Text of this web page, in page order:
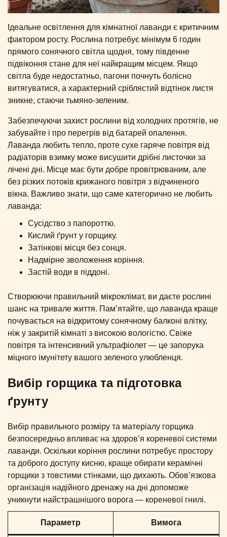
Ідеальне освітлення для кімнатної лаванди є критичним
фактором росту. Рослина потребує мінімум 6 годин
прямого сонячного світла щодня, тому південне
підвіконня стане для неї найкращим місцем. Якщо
світла буде недостатньо, пагони почнуть болісно
витягуватися, а характерний сріблястий відтінок листя
зникне, стаючи тьмяно-зеленим.
Забезпечуючи захист рослини від холодних протягів, не
забувайте і про перегрів від батарей опалення.
Лаванда любить тепло, проте сухе гаряче повітря від
радіаторів взимку може висушити дрібні листочки за
лічені дні. Місце має бути добре провітрюваним, але
без різких потоків крижаного повітря з відчиненого
вікна. Важливо знати, що саме категорично не любить
лаванда:
Сусідство з папороттю.
Кислий ґрунт у горщику.
Затінкові місця без сонця.
Надмірне зволоження коріння.
Застій води в піддоні.
Створюючи правильний мікроклімат, ви даєте рослині
шанс на тривале життя. Пам’ятайте, що лаванда краще
почувається на відкритому сонячному балконі влітку,
ніж у закритій кімнаті з високою вологістю. Свіже
повітря та інтенсивний ультрафіолет — це запорука
міцного імунітету вашого зеленого улюбленця.
Вибір горщика та підготовка
ґрунту
Вибір правильного розміру та матеріалу горщика
безпосередньо впливає на здоров’я кореневої системи
лаванди. Оскільки коріння рослини потребує простору
та доброго доступу кисню, краще обирати керамічні
горщики з товстими стінками, що дихають. Обов’язкова
організація надійного дренажу на дні допоможе
уникнути найстрашнішого ворога — кореневої гнилі.
Параметр Вимога